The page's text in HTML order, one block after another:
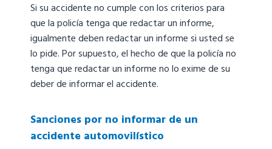
Si su accidente no cumple con los criterios para
que la policía tenga que redactar un informe,
igualmente deben redactar un informe si usted se
lo pide. Por supuesto, el hecho de que la policía no
tenga que redactar un informe no lo exime de su
deber de informar el accidente.
Sanciones por no informar de un
accidente automovilístico